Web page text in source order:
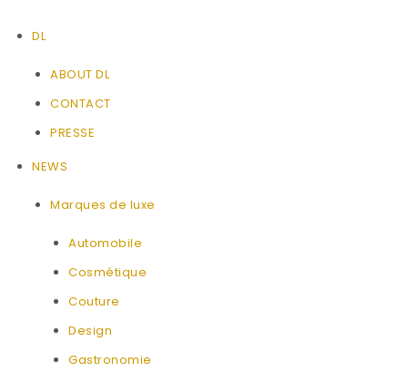
DL
ABOUT DL
CONTACT
PRESSE
NEWS
Marques de luxe
Automobile
Cosmétique
Couture
Design
Gastronomie